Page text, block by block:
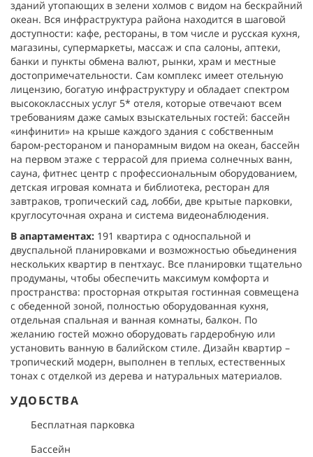
зданий утопающих в зелени холмов с видом на бескрайний
океан. Вся инфраструктура района находится в шаговой
доступности: кафе, рестораны, в том числе и русская кухня,
магазины, супермаркеты, массаж и спа салоны, аптеки,
банки и пункты обмена валют, рынки, храм и местные
достопримечательности. Сам комплекс имеет отельную
лицензию, богатую инфраструктуру и обладает спектром
высококлассных услуг 5* отеля, которые отвечают всем
требованиям даже самых взыскательных гостей: бассейн
«инфинити» на крыше каждого здания с собственным
баром-рестораном и панорамным видом на океан, бассейн
на первом этаже с террасой для приема солнечных ванн,
сауна, фитнес центр с профессиональным оборудованием,
детская игровая комната и библиотека, ресторан для
завтраков, тропический сад, лобби, две крытые парковки,
круглосуточная охрана и система видеонаблюдения.
В апартаментах: 191 квартира с односпальной и
двуспальной планировками и возможностью обьединения
нескольких квартир в пентхаус. Все планировки тщательно
продуманы, чтобы обеспечить максимум комфорта и
пространства: просторная открытая гостинная совмещена
с обеденной зоной, полностью оборудованная кухня,
отдельная спальная и ванная комнаты, балкон. По
желанию гостей можно оборудовать гардеробную или
установить ванную в балийском стиле. Дизайн квартир –
тропический модерн, выполнен в теплых, естественных
тонах с отделкой из дерева и натуральных материалов.
УДОБСТВА
Бесплатная парковка
Бассейн